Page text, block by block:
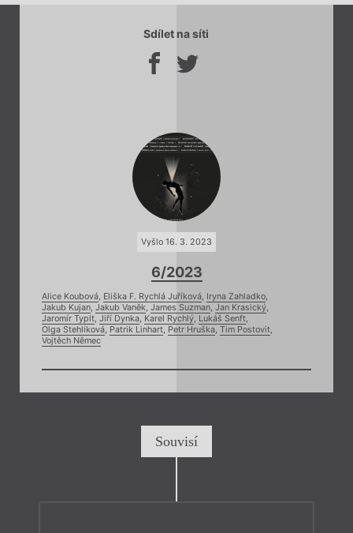
Sdílet na síti
Vyšlo 16. 3. 2023
6/2023
Alice Koubová, Eliška F. Rychlá Juříková, Iryna Zahladko,
Jakub Kujan, Jakub Vaněk, James Suzman, Jan Krasický,
Jaromír Typlt, Jiří Dynka, Karel Rychlý, Lukáš Senft,
Olga Stehlíková, Patrik Linhart, Petr Hruška, Tim Postovit,
Vojtěch Němec
Souvisí